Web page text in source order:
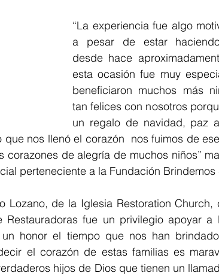
“La experiencia fue algo
a pesar de estar
desde hace
esta ocasión fue muy
beneficiaron muchos más
tan felices con nosotros
un regalo de navidad, paz
nos llenó el corazón  nos fuimos de
corazones de alegría de muchos niños”
perteneciente a la Fundación Brindemos
Lozano, de la Iglesia Restoration Church,
fue un privilegio apoyar a
un honor el tiempo que nos han
el corazón de estas familias es
hijos de Dios que tienen un